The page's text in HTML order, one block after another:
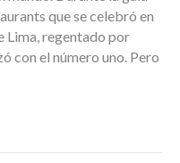
que se celebró en
Lima, regentado por
con el número uno. Pero